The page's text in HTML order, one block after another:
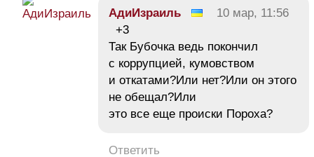
АдиИзраиль
10 мар, 11:56
+3
Так Бубочка ведь покончил
с коррупцией, кумовством
и откатами?Или нет?Или он этого
не обещал?Или
это все еще происки Пороха?
Ответить